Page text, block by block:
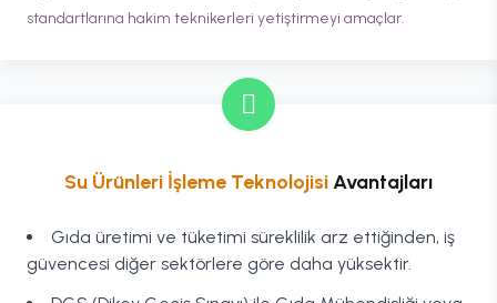
standartlarına hakim teknikerleri yetiştirmeyi amaçlar.
Su Ürünleri İşleme TeknolojisiAvantajları
Gıda üretimi ve tüketimi süreklilik arz ettiğinden, iş
güvencesi diğer sektörlere göre daha yüksektir.